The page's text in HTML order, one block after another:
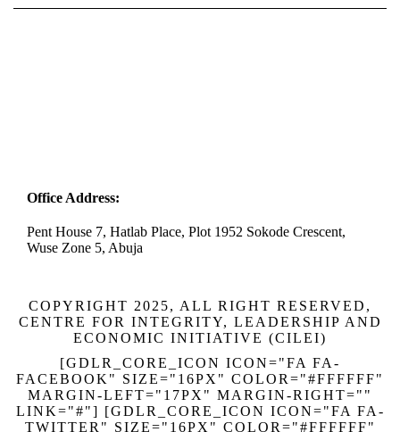
Office Address:
Pent House 7, Hatlab Place, Plot 1952 Sokode Crescent,
Wuse Zone 5, Abuja
COPYRIGHT 2025, ALL RIGHT RESERVED,
CENTRE FOR INTEGRITY, LEADERSHIP AND
ECONOMIC INITIATIVE (CILEI)
[GDLR_CORE_ICON ICON="FA FA-
FACEBOOK" SIZE="16PX" COLOR="#FFFFFF"
MARGIN-LEFT="17PX" MARGIN-RIGHT=""
LINK="#"] [GDLR_CORE_ICON ICON="FA FA-
TWITTER" SIZE="16PX" COLOR="#FFFFFF"